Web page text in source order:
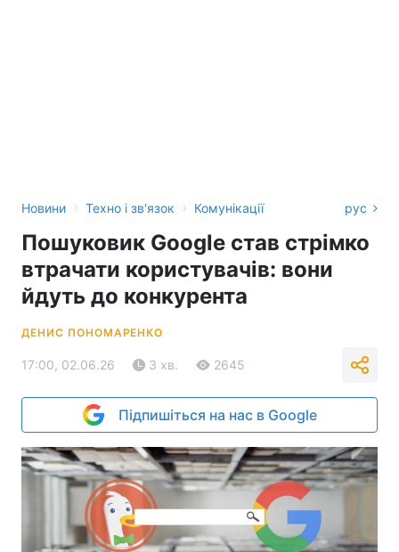
Новини › Техно і зв'язок › Комунікації рус
Пошуковик Google став стрімко
втрачати користувачів: вони
йдуть до конкурента
ДЕНИС ПОНОМАРЕНКО
17:00, 02.06.26 3 хв. 2645
Підпишіться на нас в Google